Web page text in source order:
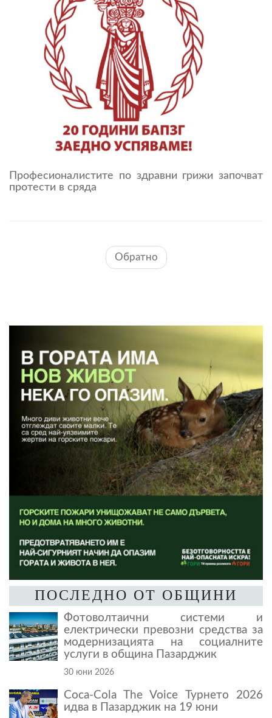
Професионалистите по здравни грижи започват
протести в сряда
Обратно
ПОСЛЕДНО ОТ ОБЩИНИ
Фотоволтаични системи и
електрически превозни средства за
модернизацията на социалните
услуги в община Пазарджик
30 юни 2026
Coca-Cola The Voice Турнето 2026
идва в Пазарджик на 19 юни